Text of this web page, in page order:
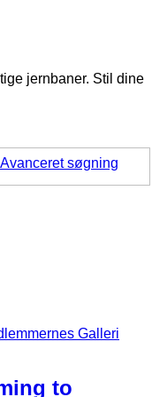
jernbaner. Stil dine
Avanceret søgning
Galleri
to